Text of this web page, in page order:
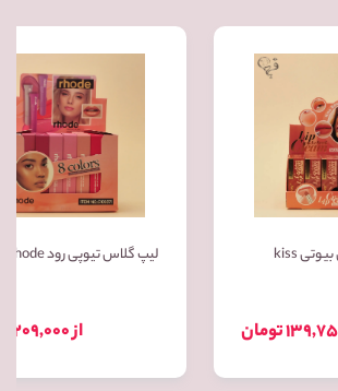
رژلب خمیری کیس بیوتی kiss
لیپ گلاس تیوپی رود Rhode
از 209,000 تومان